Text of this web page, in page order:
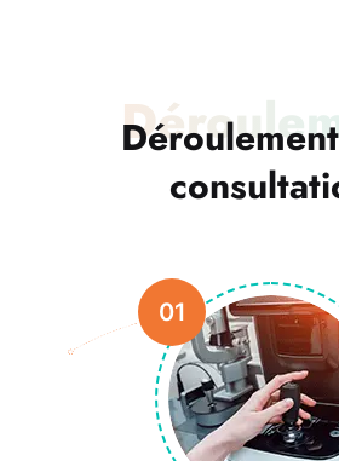
Déroulement
01